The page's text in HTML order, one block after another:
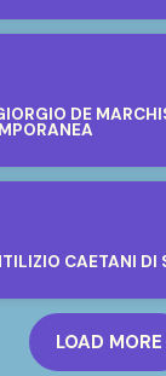
DE
CAETANI DI
LOAD MORE